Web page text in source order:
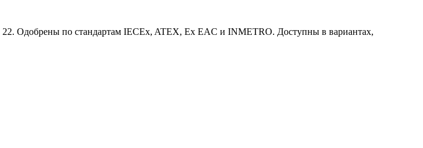
Одобрены по стандартам IECEx, ATEX, Ex EAC и INMETRO. Доступны в вариантах,